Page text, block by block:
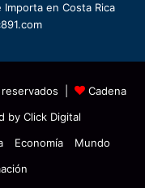
en Costa Rica
reservados |
Cadena
by Click Digital
Economía
Mundo